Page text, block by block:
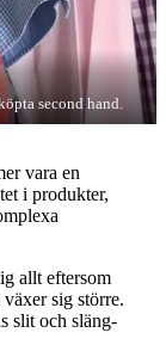
second hand.
vara en
i produkter,
allt eftersom
sig större.
slit och släng-